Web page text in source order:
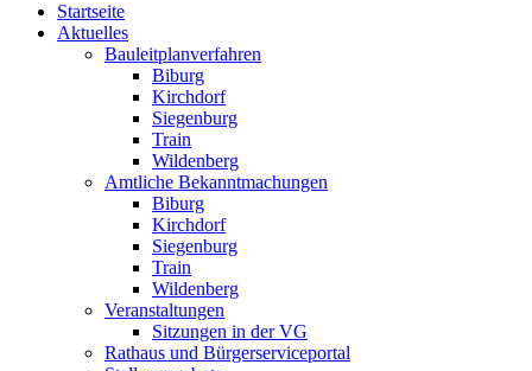
Startseite
Aktuelles
Bauleitplanverfahren
Biburg
Kirchdorf
Siegenburg
Train
Wildenberg
Amtliche Bekanntmachungen
Biburg
Kirchdorf
Siegenburg
Train
Wildenberg
Veranstaltungen
Sitzungen in der VG
Rathaus und Bürgerserviceportal